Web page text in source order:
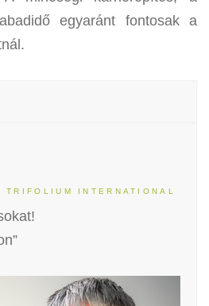
egyaránt fontosak a
INTERNATIONAL